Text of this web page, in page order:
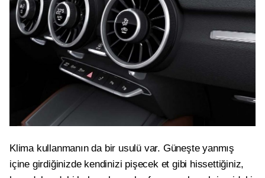
Klima kullanmanın da bir usulü var. Güneşte yanmış
içine girdiğinizde kendinizi pişecek et gibi hissettiğiniz,